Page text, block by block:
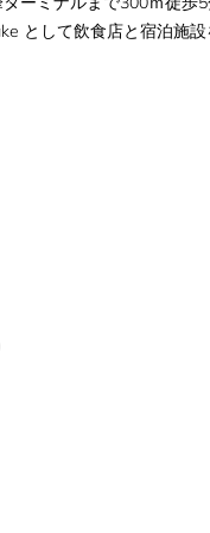
として飲食店と宿泊施設